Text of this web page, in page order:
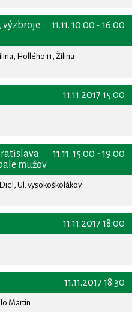
11.11. 10:00 - 16:00
výzbroje
Hollého 11, Žilina
11.11.2017 15:00
11.11. 15:00 - 19:00
mužov
Ul. vysokoškolákov
11.11.2017 18:00
11.11.2017 18:30
Martin